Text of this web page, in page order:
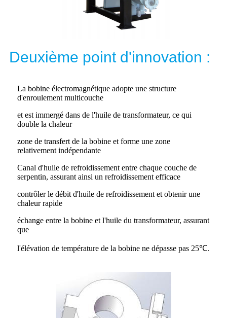
Deuxième point d'innovation :
La bobine électromagnétique adopte une structure
d'enroulement multicouche
et est immergé dans de l'huile de transformateur, ce qui
double la chaleur
zone de transfert de la bobine et forme une zone
relativement indépendante
Canal d'huile de refroidissement entre chaque couche de
serpentin, assurant ainsi un refroidissement efficace
contrôler le débit d'huile de refroidissement et obtenir une
chaleur rapide
échange entre la bobine et l'huile du transformateur, assurant
que
l'élévation de température de la bobine ne dépasse pas 25℃.